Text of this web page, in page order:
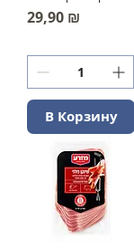
Цена
29,90 ₪
В Корзину